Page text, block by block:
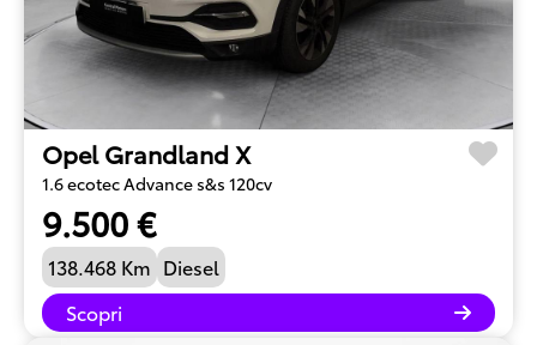
Opel Grandland X
1.6 ecotec Advance s&s 120cv
9.500 €
138.468 Km Diesel
Scopri